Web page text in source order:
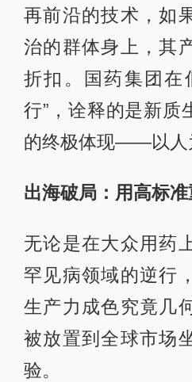
再前沿的技术，如
治的群体身上，其
折扣。国药集团在
行”，诠释的是新质
的终极体现——以人
出海破局：用高标
无论是在大众用药
罕见病领域的逆行
生产力成色究竟几
被放置到全球市场
验。